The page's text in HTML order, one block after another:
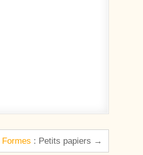
Formes : Petits papiers →